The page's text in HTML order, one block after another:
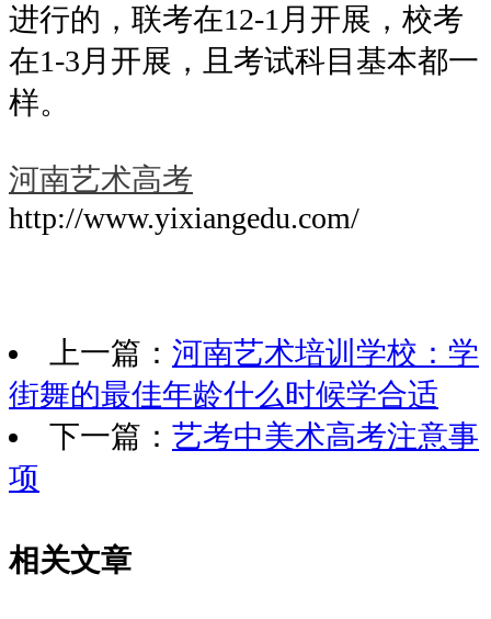
进行的，联考在12-1月开展，校考
在1-3月开展，且考试科目基本都一
样。
河南艺术高考
http://www.yixiangedu.com/
上一篇： 河南艺术培训学校：学
街舞的最佳年龄什么时候学合适
下一篇： 艺考中美术高考注意事
项
相关文章